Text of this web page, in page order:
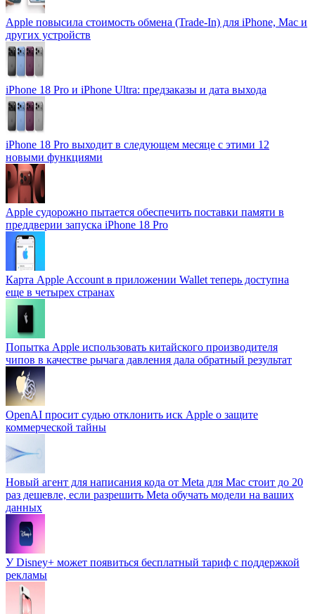
Apple повысила стоимость обмена (Trade-In) для iPhone, Mac и
других устройств
iPhone 18 Pro и iPhone Ultra: предзаказы и дата выхода
iPhone 18 Pro выходит в следующем месяце с этими 12
новыми функциями
Apple судорожно пытается обеспечить поставки памяти в
преддверии запуска iPhone 18 Pro
Карта Apple Account в приложении Wallet теперь доступна
еще в четырех странах
Попытка Apple использовать китайского производителя
чипов в качестве рычага давления дала обратный результат
OpenAI просит судью отклонить иск Apple о защите
коммерческой тайны
Новый агент для написания кода от Meta для Mac стоит до 20
раз дешевле, если разрешить Meta обучать модели на ваших
данных
У Disney+ может появиться бесплатный тариф с поддержкой
рекламы